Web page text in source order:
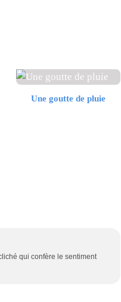
Une goutte de pluie
qui confère le sentiment